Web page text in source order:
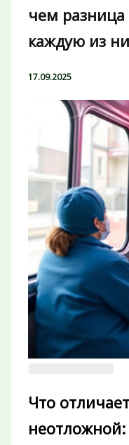
чем
каждую из
17.09.2025
Что
неотложной: